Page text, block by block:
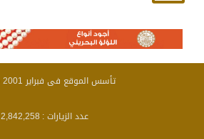
تأسس الموقع فى فبراير 2001 ميلادى
عدد الزيارات : 2,842,258